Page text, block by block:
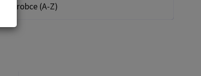
Dle výrobce (A-Z)